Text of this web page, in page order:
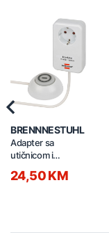
BRENNNESTUHL
Adapter sa
utičnicom i
1.5m 1508220
24,50 KM